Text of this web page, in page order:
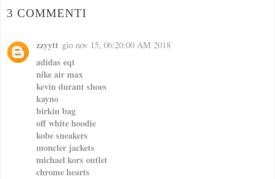
3 COMMENTI
zzyytt gio nov 15, 06:20:00 AM 2018
adidas eqt
nike air max
kevin durant shoes
kayno
birkin bag
off white hoodie
kobe sneakers
moncler jackets
michael kors outlet
chrome hearts